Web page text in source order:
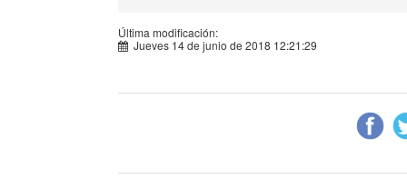
Última modificación:
Jueves 14 de junio de 2018 12:21:29